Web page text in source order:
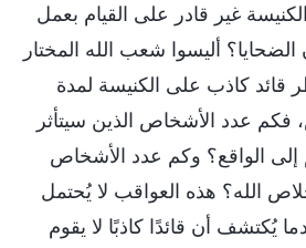
غير قادر على القيام بعمل
أليسوا شعب الله المختار
قائد كاذب على الكنيسة لمدة
عدد الأشخاص الذين سيتأثر
الواقع؟ وكم عدد الأشخاص
الله؟ هذه العواقب لا يُحتمل
يُكتشف أن قائدًا كاذبًا لا يقوم